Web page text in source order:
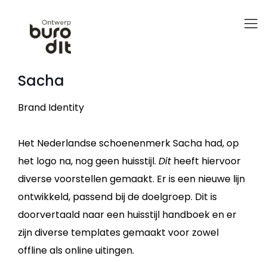
Sacha
Brand Identity
Het Nederlandse schoenenmerk Sacha had, op
het logo na, nog geen huisstijl. Dit heeft hiervoor
diverse voorstellen gemaakt. Er is een nieuwe lijn
ontwikkeld, passend bij de doelgroep. Dit is
doorvertaald naar een huisstijl handboek en er
zijn diverse templates gemaakt voor zowel
offline als online uitingen.